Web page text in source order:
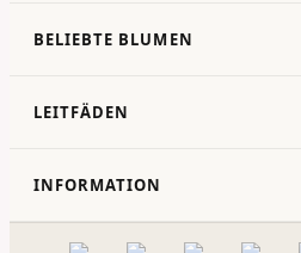
BELIEBTE BLUMEN
LEITFÄDEN
INFORMATION